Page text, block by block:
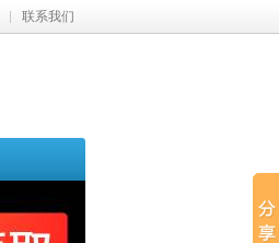
联系我们